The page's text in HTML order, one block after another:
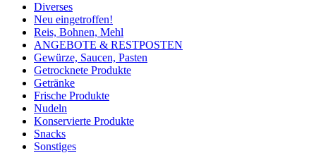
Diverses
Neu eingetroffen!
Reis, Bohnen, Mehl
ANGEBOTE & RESTPOSTEN
Gewürze, Saucen, Pasten
Getrocknete Produkte
Getränke
Frische Produkte
Nudeln
Konservierte Produkte
Snacks
Sonstiges